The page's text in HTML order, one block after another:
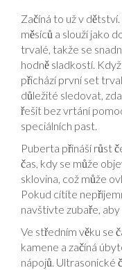
Začíná to už v
měsíců a slouží jako
trvalé, takže se
hodně sladkostí.
přichází první set
důležité sledovat,
řešit bez vrtání
speciálních past.
Puberta přináší růst
čas, kdy se může
sklovina, což může
Pokud cítíte
navštivte zubaře,
Ve středním věku se
kamene a začíná
nápojů. Ultrasonické